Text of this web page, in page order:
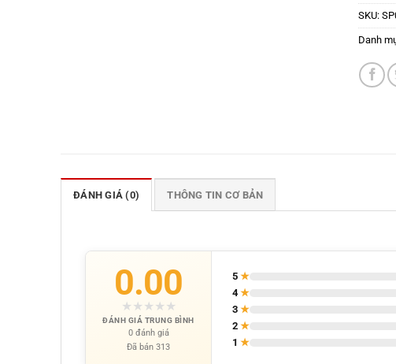
SKU:
Danh
ĐÁNH GIÁ (0) THÔNG TIN CƠ BẢN
0.00
★ ★ ★ ★ ★
ĐÁNH GIÁ TRUNG BÌNH
0 đánh giá
Đã bán 313
5 ★
4★
3 ★
2 ★
1 ★